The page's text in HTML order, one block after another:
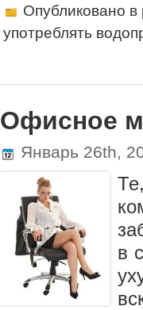
Опубликовано
употреблять
Офисное
Январь 26th,
в